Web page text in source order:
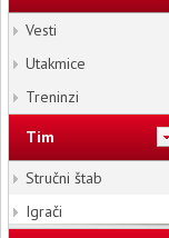
Vesti
Utakmice
Treninzi
Tim
Stručni štab
Igrači